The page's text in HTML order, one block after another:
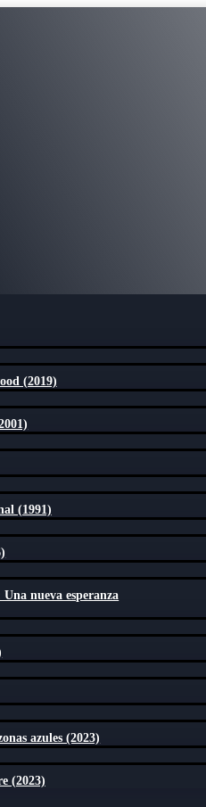
(2019)
(1991)
nueva esperanza
azules (2023)
(2023)